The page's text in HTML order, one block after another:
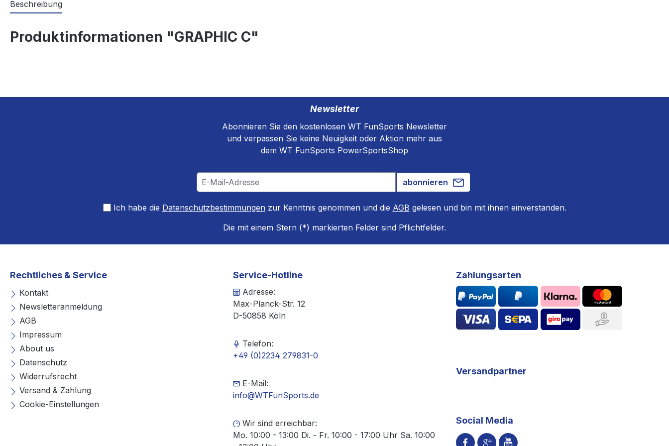
Beschreibung
Produktinformationen "GRAPHIC C"
Newsletter
Abonnieren Sie den kostenlosen WT FunSports Newsletter
und verpassen Sie keine Neuigkeit oder Aktion mehr aus
dem WT FunSports PowerSportsShop
abonnieren
Ich habe die Datenschutzbestimmungenzur Kenntnis genommen und die AGB gelesen und bin mit ihnen einverstanden.
Die mit einem Stern (*) markierten Felder sind Pflichtfelder.
Rechtliches & Service
Kontakt
Newsletteranmeldung
AGB
Impressum
About us
Datenschutz
Widerrufsrecht
Versand & Zahlung
Cookie-Einstellungen
Service-Hotline
Adresse:
Max-Planck-Str. 12
D-50858 Köln
Telefon:
+49 (0)2234 279831-0
E-Mail:
info@WTFunSports.de
Wir sind erreichbar:
Mo. 10:00 - 13:00 Di. - Fr. 10:00 - 17:00 Uhr Sa. 10:00
Zahlungsarten
Versandpartner
Social Media